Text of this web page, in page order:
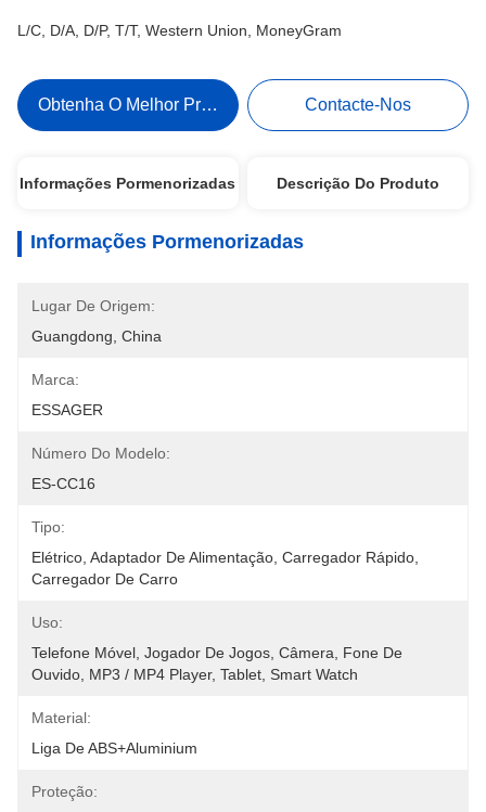
L/C, D/A, D/P, T/T, Western Union, MoneyGram
Obtenha O Melhor Preço Contacte-Nos
Informações Pormenorizadas Descrição Do Produto
Informações Pormenorizadas
Lugar De Origem:
Guangdong, China
Marca:
ESSAGER
Número Do Modelo:
ES-CC16
Tipo:
Elétrico, Adaptador De Alimentação, Carregador Rápido,
Carregador De Carro
Uso:
Telefone Móvel, Jogador De Jogos, Câmera, Fone De
Ouvido, MP3 / MP4 Player, Tablet, Smart Watch
Material:
Liga De ABS+Aluminium
Proteção: